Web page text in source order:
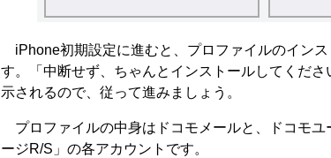
iPhone初期設定に進むと、プロファイルのインス
す。「中断せず、ちゃんとインストールしてくだ
示されるので、従って進みましょう。
プロファイルの中身はドコモメールと、ドコモユ
ージR/S」の各アカウントです。